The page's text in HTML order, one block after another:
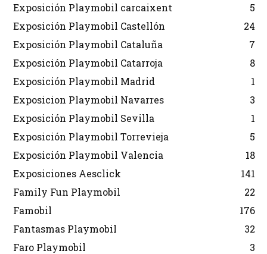
Exposición Playmobil carcaixent
5
Exposición Playmobil Castellón
24
Exposición Playmobil Cataluña
7
Exposición Playmobil Catarroja
8
Exposición Playmobil Madrid
1
Exposicion Playmobil Navarres
3
Exposición Playmobil Sevilla
1
Exposición Playmobil Torrevieja
5
Exposición Playmobil Valencia
18
Exposiciones Aesclick
141
Family Fun Playmobil
22
Famobil
176
Fantasmas Playmobil
32
Faro Playmobil
3